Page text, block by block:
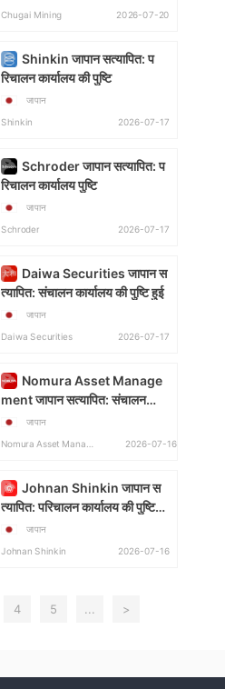
Chugai Mining
2026-07-20
Shinkin जापान सत्यापित: प
रिचालन कार्यालय की पुष्टि
जापान
Shinkin
2026-07-17
Schroder जापान सत्यापित: प
रिचालन कार्यालय पुष्टि
जापान
Schroder
2026-07-17
Daiwa Securities जापान स
त्यापित: संचालन कार्यालय की पुष्टि हुई
जापान
Daiwa Securities
2026-07-17
Nomura Asset Manage
ment जापान सत्यापित: संचालन
जापान
Nomura Asset Management
2026-07-16
Johnan Shinkin जापान स
त्यापित: परिचालन कार्यालय की पुष्टि
जापान
Johnan Shinkin
2026-07-16
4 5 ... >